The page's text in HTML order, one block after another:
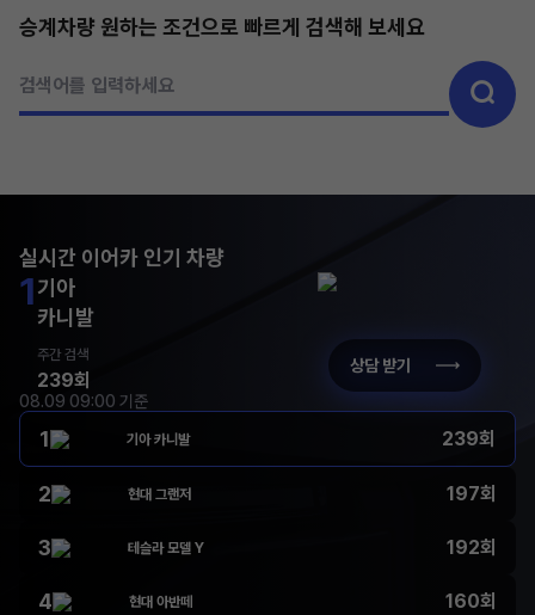
승계차량 원하는 조건으로 빠르게 검색해 보세요
검색어를 입력하세요
실시간 이어카 인기 차량
1기아
카니발
주간 검색
239회
상담 받기
08.09 09:00 기준
1 기아 카니발 239회
2 현대 그랜저 197회
3 테슬라 모델 Y 192회
4 현대 아반떼 160회